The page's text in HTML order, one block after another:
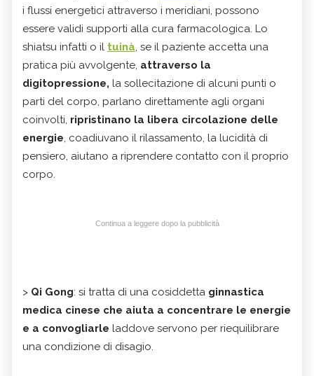
i flussi energetici attraverso i meridiani, possono
essere validi supporti alla cura farmacologica. Lo
shiatsu infatti o il tuinà, se il paziente accetta una
pratica più avvolgente, attraverso la
digitopressione, la sollecitazione di alcuni punti o
parti del corpo, parlano direttamente agli organi
coinvolti, ripristinano la libera circolazione delle
energie, coadiuvano il rilassamento, la lucidità di
pensiero, aiutano a riprendere contatto con il proprio
corpo.
Continua a leggere dopo la pubblicità
> Qi Gong: si tratta di una cosiddetta ginnastica
medica cinese che aiuta a concentrare le energie
e a convogliarle laddove servono per riequilibrare
una condizione di disagio.